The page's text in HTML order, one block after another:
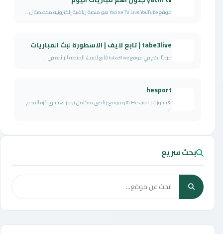
موقع Yacine TV Live YouTube هو منصة رياضية إلكترونية مخصصة ل...
tabe3live | تابع لايف | الاسطورة لبث المباريات
مرحبًا بكم في موقع taba3live (تابع لايف)، المنصة الرائدة في ...
hesport
هسبورت | Hesport هو موقع رياضي متكامل يوفر لعشاق كرة القدم
ت...
بحث سريع